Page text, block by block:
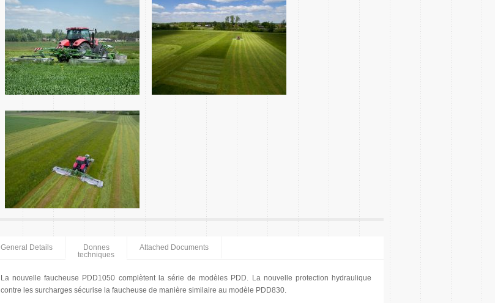
General Details
Donnes
techniques
Attached Documents
La nouvelle faucheuse PDD1050 complètent la série de modèles PDD. La nouvelle protection hydraulique
contre les surcharges sécurise la faucheuse de manière similaire au modèle PDD830.